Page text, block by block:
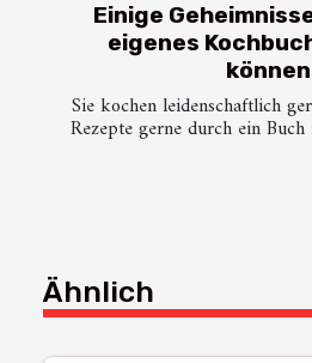
Einige
eigenes
können
Sie kochen leidenschaftlich
Rezepte gerne durch ein
Ähnlich